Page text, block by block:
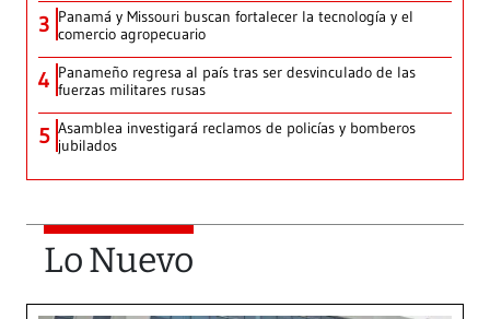
3 Panamá y Missouri buscan fortalecer la tecnología y el
comercio agropecuario
4 Panameño regresa al país tras ser desvinculado de las
fuerzas militares rusas
5 Asamblea investigará reclamos de policías y bomberos
jubilados
Lo Nuevo